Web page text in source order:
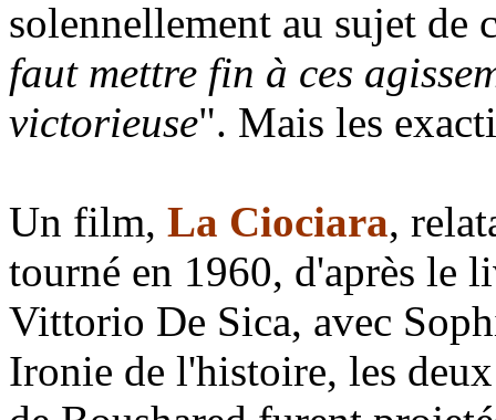
solennellement au sujet de
faut mettre fin à ces
victorieuse". Mais les
Un film, La Ciociara,
tourné en 1960, d'après le
Vittorio De Sica, avec
Ironie de l'histoire, les